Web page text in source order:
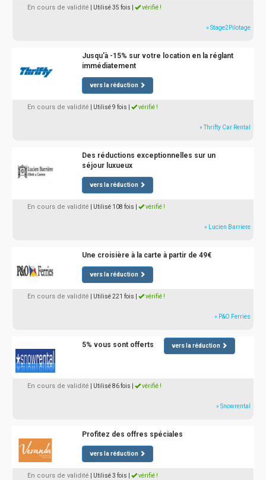
En cours de validité | Utilisé 35 fois vérifié !
» Stage2Pilotage
Jusqu'à -15% sur votre location en la réglant
immédiatement
vers la réduction
En cours de validité | Utilisé 9 fois vérifié !
» Thrifty Car Rental
Des réductions exceptionnelles sur un
séjour luxueux
vers la réduction
En cours de validité | Utilisé 108 fois vérifié !
» Lucien Barriere
Une croisière à la carte à partir de 49€
vers la réduction
En cours de validité | Utilisé 221 fois vérifié !
» P&O Ferries
5% vous sont offerts vers la réduction
En cours de validité | Utilisé 86 fois vérifié !
» Snowrental
Profitez des offres spéciales
vers la réduction
En cours de validité | Utilisé 3 fois vérifié !